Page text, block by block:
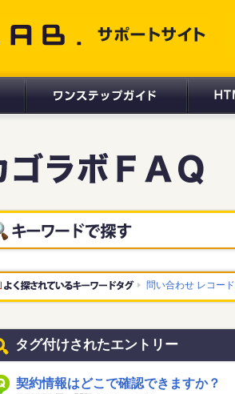
問い合わせ レコード
タグ付けされたエントリー
契約情報はどこで確認できますか？